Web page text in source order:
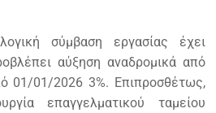
σύμβαση εργασίας έχει
αύξηση αναδρομικά από
01/01/2026 3%. Επιπροσθέτως,
επαγγελματικού ταμείου